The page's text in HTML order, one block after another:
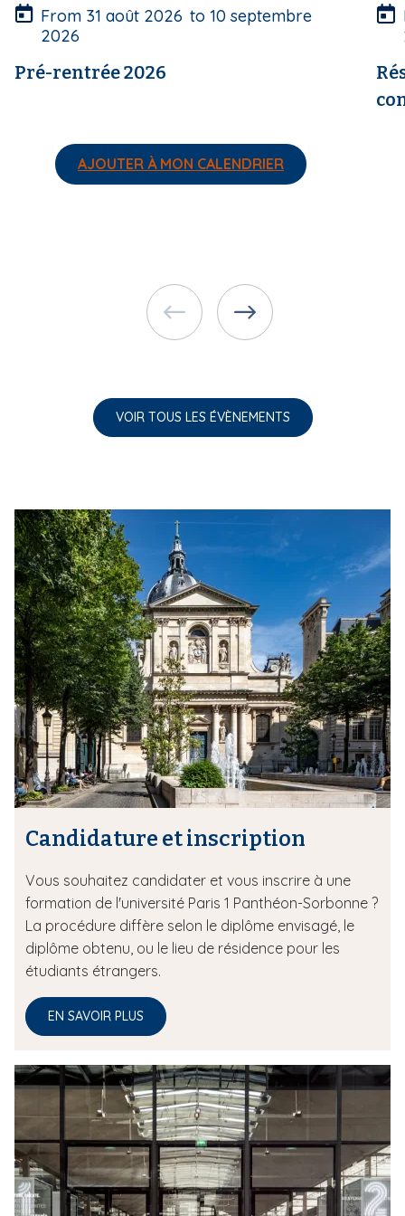
u
From31 août 2026 to 10 septembre
2026
Pré-rentrée 2026
AJOUTER À MON CALENDRIER
u
VOIR TOUS LES ÉVÈNEMENTS
Candidature et inscription
Vous souhaitez candidater et vous inscrire à une
formation de l'université Paris 1 Panthéon-Sorbonne ?
La procédure diffère selon le diplôme envisagé, le
diplôme obtenu, ou le lieu de résidence pour les
étudiants étrangers.
EN SAVOIR PLUS